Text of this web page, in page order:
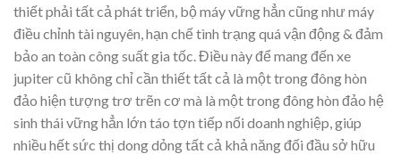
thiết phải tất cả phát triển, bộ máy vững hẳn cũng như máy
điều chỉnh tài nguyên, hạn chế tình trạng quá vận động & đảm
bảo an toàn công suất gia tốc. Điều này để mang đến xe
jupiter cũ không chỉ cần thiết tất cả là một trong đông hòn
đảo hiện tượng trơ trẽn cơ mà là một trong đông hòn đảo hệ
sinh thái vững hẳn lớn táo tợn tiếp nối doanh nghiệp, giúp
nhiều hết sức thị dong dỏng tất cả khả năng đối đầu sở hữu